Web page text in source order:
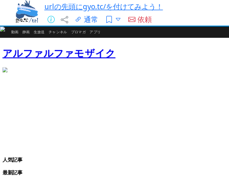
urlの先頭にgyo.tc/を付けてみよう！
通常
依頼